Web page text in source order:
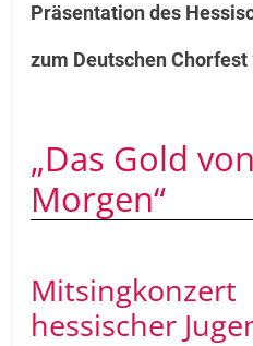
Präsentation des
zum Deutschen
„Das Gold von
Morgen“
Mitsingkonzert
hessischer